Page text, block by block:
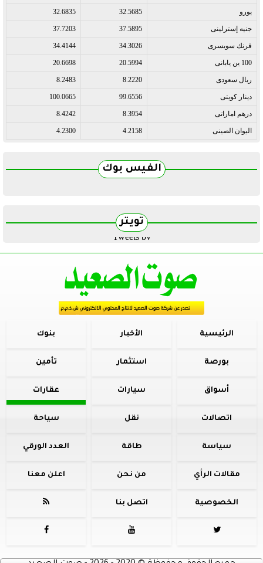
يورو 32.5685
32.6835
جنيه إسترلينى 37.5895
37.7203
فرنك سويسرى 34.3026
34.4144
100 ين يابانى 20.5994
20.6698
ريال سعودى 8.2220
8.2483
دينار كويتى 99.6556
100.0665
درهم اماراتى 8.3954
8.4242
اليوان الصينى 4.2158
4.2300
الفيس بوك
تويتر
Tweets by
الرئيسية الأخبار بنوك
بورصة استثمار تأمين
أسواق سيارات عقارات
اتصالات نقل سياحة
سياسة طاقة العدد الورقي
مقالات الرأي من نحن اعلن معنا
الخصوصية اتصل بنا 


